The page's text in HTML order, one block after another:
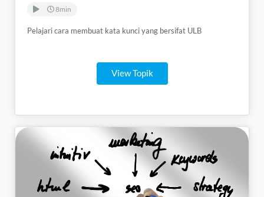
8min
Pelajari cara membuat kata kunci yang bersifat ULB
View Topik